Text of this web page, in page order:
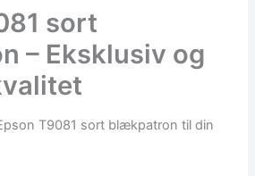
sort
– Eksklusiv og
T9081 sort blækpatron til din